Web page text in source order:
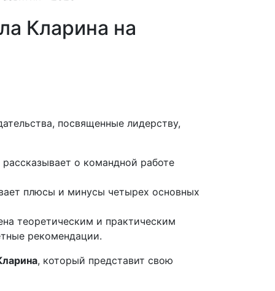
Кларина на
посвященные лидерству,
о командной работе
плюсы и минусы четырех основных
теоретическим и практическим
рекомендации.
, который представит свою